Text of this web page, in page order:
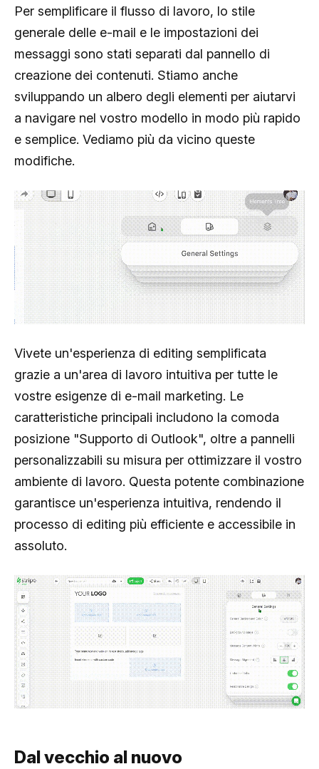
Per semplificare il flusso di lavoro, lo stile
generale delle e-mail e le impostazioni dei
messaggi sono stati separati dal pannello di
creazione dei contenuti. Stiamo anche
sviluppando un albero degli elementi per aiutarvi
a navigare nel vostro modello in modo più rapido
e semplice. Vediamo più da vicino queste
modifiche.
Vivete un'esperienza di editing semplificata
grazie a un'area di lavoro intuitiva per tutte le
vostre esigenze di e-mail marketing. Le
caratteristiche principali includono la comoda
posizione "Supporto di Outlook", oltre a pannelli
personalizzabili su misura per ottimizzare il vostro
ambiente di lavoro. Questa potente combinazione
garantisce un'esperienza intuitiva, rendendo il
processo di editing più efficiente e accessibile in
assoluto.
Dal vecchio al nuovo